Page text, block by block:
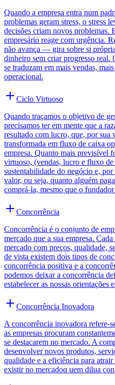
Quando a empresa entra num
problemas geram stress, o stress
decisões criam novos problemas.
empresário reage com urgência.
não avança — gira sobre si
dinheiro sem criar progresso real.
se traduzam em mais vendas,
operacional.
Ciclo Virtuoso
Quando traçamos o objetivo de
precisamos ter em mente que a
resultado com lucro, que, por sua
transformada em fluxo de caixa
empresa. Quanto mais previsível
virtuoso, (vendas, lucro e fluxo
sustentabilidade do negócio e,
valor, ou seja, quanto alguém
comprá-la, mesmo que o
Concorrência
Concorrência é o conjunto de
mercado que a sua empresa.
mercado com preços, qualidade,
de vista existem dois tipos de
concorrência positiva e a
podemos deixar a concorrência
estabelecer as nossas orientações
Concorrência Inovadora
A concorrência inovadora refere-
as empresas procuram
se destacarem no mercado. A
desenvolver novos produtos,
qualidade e a eficiência para
existir no mercadoq uem dilua